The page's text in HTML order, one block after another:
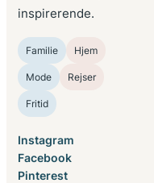
inspirerende.
Familie Hjem
Mode Rejser
Fritid
Instagram
Facebook
Pinterest